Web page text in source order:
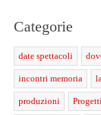
Categorie
date spettacoli
incontri memoria
produzioni